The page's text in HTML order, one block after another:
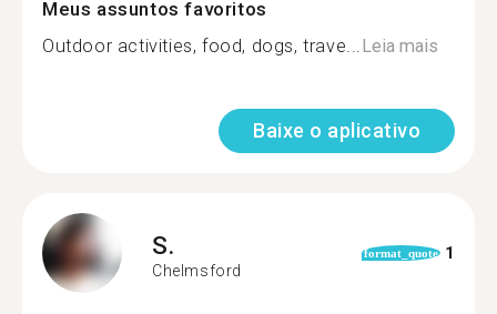
Meus assuntos favoritos
Outdoor activities, food, dogs, trave...Leia mais
Baixe o aplicativo
S.
Chelmsford
format_quote 1